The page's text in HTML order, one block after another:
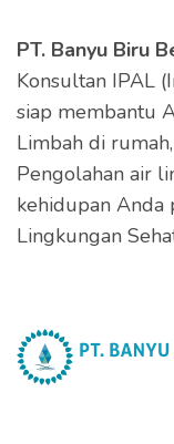
PT. Banyu Biru
Konsultan IPAL
siap membantu
Limbah di
Pengolahan air
kehidupan Anda
Lingkungan